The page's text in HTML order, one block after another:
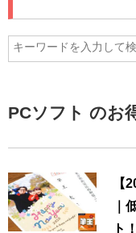
PCソフト のお
【
｜
ト！